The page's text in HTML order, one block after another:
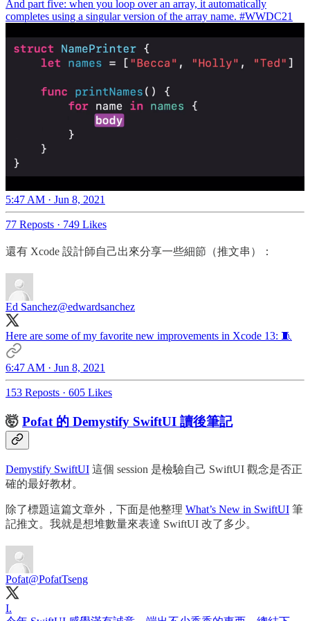
And part five: when you loop over an array, it automatically
completes using a singular version of the array name. #WWDC21
5:47 AM · Jun 8, 2021
77 Reposts · 749 Likes
還有 Xcode 設計師自己出來分享一些細節（推文串）：
Ed Sanchez@edwardsanchez
Here are some of my favorite new improvements in Xcode 13: 🧵
6:47 AM · Jun 8, 2021
153 Reposts · 605 Likes
🤯 Pofat 的 Demystify SwiftUI 讀後筆記
Demystify SwiftUI 這個 session 是檢驗自己 SwiftUI 觀念是否正
確的最好教材。
除了標題這篇文章外，下面是他整理 What’s New in SwiftUI 筆
記推文。我就是想堆數量來表達 SwiftUI 改了多少。
Pofat@PofatTseng
I.